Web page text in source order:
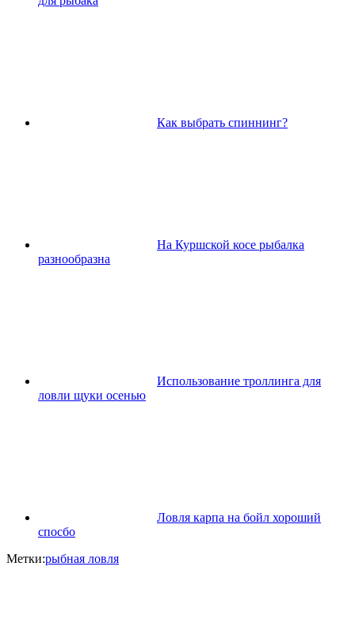
Как выбрать спиннинг?
На Куршской косе рыбалка
разнообразна
Использование троллинга для
ловли щуки осенью
Ловля карпа на бойл хороший
спосбо
Метки:рыбная ловля